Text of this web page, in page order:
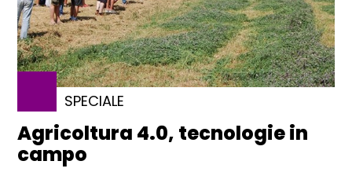
SPECIALE
Agricoltura 4.0, tecnologie in
campo